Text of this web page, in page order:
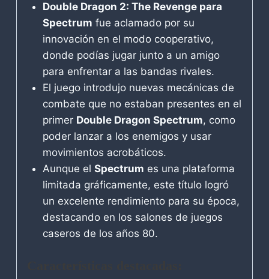
Double Dragon 2: The Revenge para
Spectrum fue aclamado por su
innovación en el modo cooperativo,
donde podías jugar junto a un amigo
para enfrentar a las bandas rivales.
El juego introdujo nuevas mecánicas de
combate que no estaban presentes en el
primer Double Dragon Spectrum, como
poder lanzar a los enemigos y usar
movimientos acrobáticos.
Aunque el Spectrum es una plataforma
limitada gráficamente, este título logró
un excelente rendimiento para su época,
destacando en los salones de juegos
caseros de los años 80.